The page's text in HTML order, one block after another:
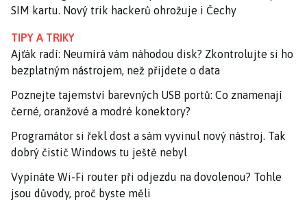
SIM kartu. Nový trik hackerů ohrožuje i Čechy
TIPY A TRIKY
Ajťák radí: Neumírá vám náhodou disk? Zkontrolujte si ho
bezplatným nástrojem, než přijdete o data
Poznejte tajemství barevných USB portů: Co znamenají
černé, oranžové a modré konektory?
Programátor si řekl dost a sám vyvinul nový nástroj. Tak
dobrý čistič Windows tu ještě nebyl
Vypínáte Wi-Fi router při odjezdu na dovolenou? Tohle
jsou důvody, proč byste měli